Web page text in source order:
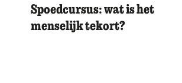
Spoedcursus: wat is het
menselijk tekort?